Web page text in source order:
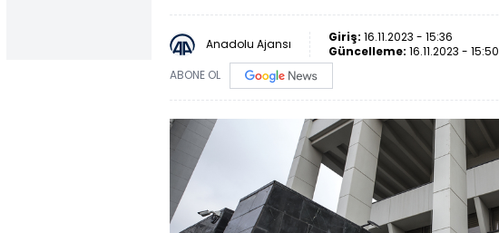
Anadolu Ajansı Giriş: 16.11.2023 - 15:36
Güncelleme: 16.11.2023 - 15:50
ABONE OL